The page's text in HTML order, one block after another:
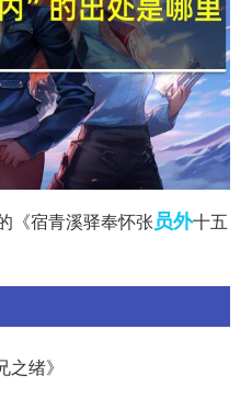
《宿青溪驿奉怀张员外十五
绪》